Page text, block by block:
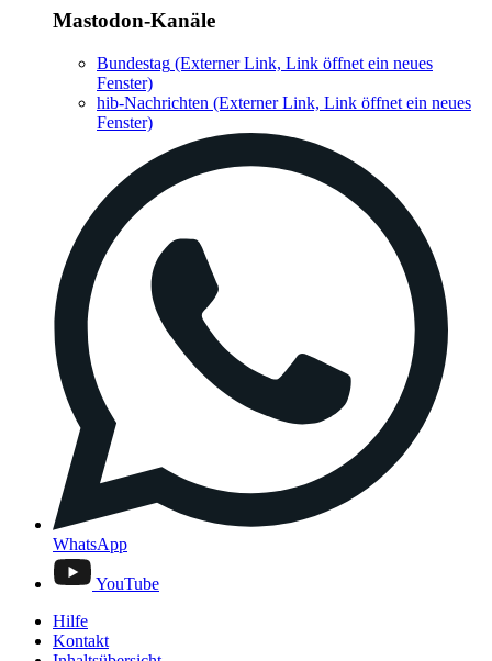
Mastodon-Kanäle
Bundestag (Externer Link, Link öffnet ein neues
Fenster)
hib-Nachrichten (Externer Link, Link öffnet ein neues
Fenster)
WhatsApp
YouTube
Hilfe
Kontakt